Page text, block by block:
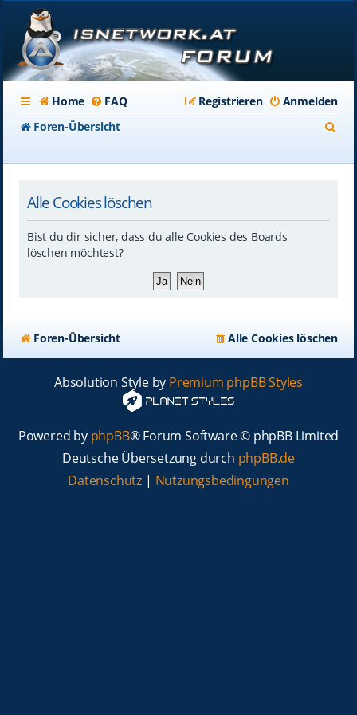
Home FAQ Anmelden
Registrieren
Foren-Übersicht
Alle Cookies löschen
Bist du dir sicher, dass du alle Cookies des Boards
löschen möchtest?
Foren-Übersicht Alle Cookies löschen
Absolution Style by Premium phpBB Styles
Powered by phpBB® Forum Software © phpBB Limited
Deutsche Übersetzung durch phpBB.de
Datenschutz | Nutzungsbedingungen